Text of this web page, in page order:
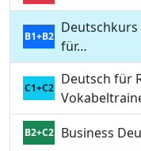
B1+B2
Deutschkurs
für…
C1+C2
Deutsch für
B2+C2 Business